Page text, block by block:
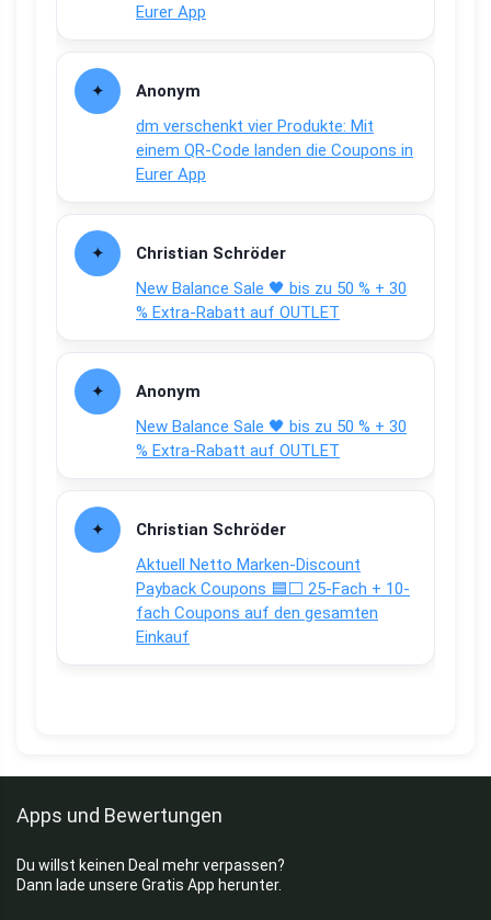
Eurer App
Anonym
dm verschenkt vier Produkte: Mit
einem QR-Code landen die Coupons in
Eurer App
Christian Schröder
New Balance Sale 🖤 bis zu 50 % + 30
% Extra-Rabatt auf OUTLET
Anonym
New Balance Sale 🖤 bis zu 50 % + 30
% Extra-Rabatt auf OUTLET
Christian Schröder
Aktuell Netto Marken-Discount
Payback Coupons 🟦⬜ 25-Fach + 10-
fach Coupons auf den gesamten
Einkauf
Apps und Bewertungen
Du willst keinen Deal mehr verpassen?
Dann lade unsere Gratis App herunter.